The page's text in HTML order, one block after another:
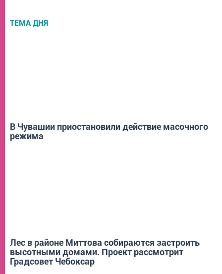
ТЕМА ДНЯ
В Чувашии приостановили действие масочного
режима
Лес в районе Миттова собираются застроить
высотными домами. Проект рассмотрит
Градсовет Чебоксар